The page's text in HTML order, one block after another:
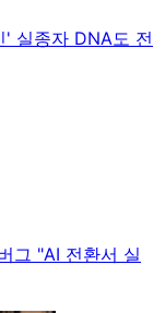
' 실종자 DNA도 전
그 "AI 전환서 실